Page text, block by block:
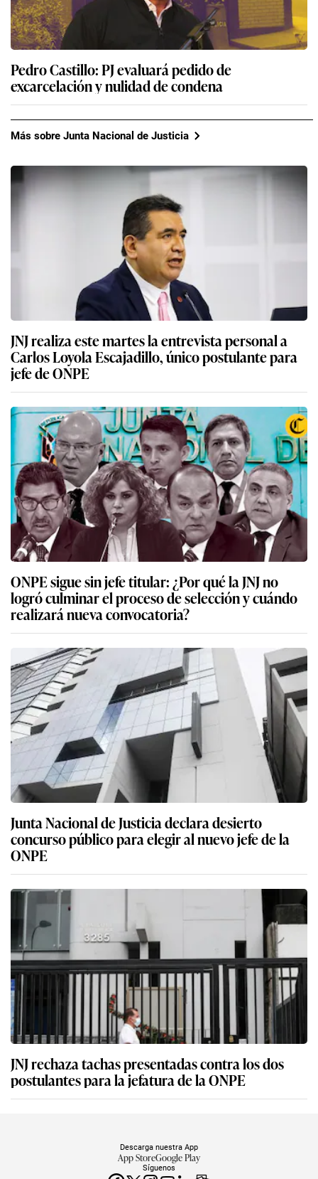
Pedro Castillo: PJ evaluará pedido de
excarcelación y nulidad de condena
Más sobre Junta Nacional de Justicia
JNJ realiza este martes la entrevista personal a
Carlos Loyola Escajadillo, único postulante para
jefe de ONPE
ONPE sigue sin jefe titular: ¿Por qué la JNJ no
logró culminar el proceso de selección y cuándo
realizará nueva convocatoria?
Junta Nacional de Justicia declara desierto
concurso público para elegir al nuevo jefe de la
ONPE
JNJ rechaza tachas presentadas contra los dos
postulantes para la jefatura de la ONPE
Síguenos
Descarga nuestra App
App StoreGoogle Play